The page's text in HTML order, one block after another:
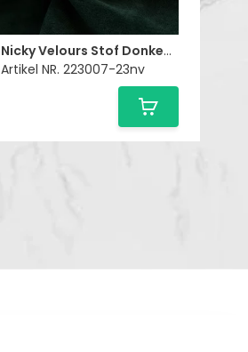
Nicky Velours Stof Donkergroen
Artikel NR. 223007-23nv